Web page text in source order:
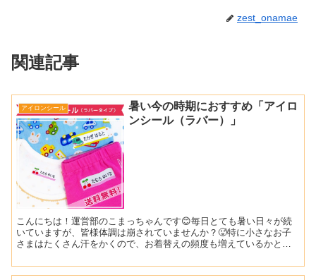
zest_onamae
関連記事
アイロンシール
暑い今の時期におすすめ「アイロ
ンシール（ラバー）」
こんにちは！運営部のこまっちゃんです😊毎日とても暑い日々が続
いていますが、皆様体調は崩されていませんか？🥵特に小さなお子
さまはたくさん汗をかくので、お着替えの頻度も増えているかと思